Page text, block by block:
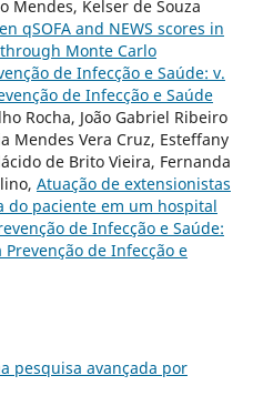
Mendes, Kelser de Souza
qSOFA and NEWS scores in
Monte Carlo
de Infecção e Saúde: v.
de Infecção e Saúde
Rocha, João Gabriel Ribeiro
Mendes Vera Cruz, Esteffany
de Brito Vieira, Fernanda
Atuação de extensionistas
do paciente em um hospital
de Infecção e Saúde:
Prevenção de Infecção e
pesquisa avançada por